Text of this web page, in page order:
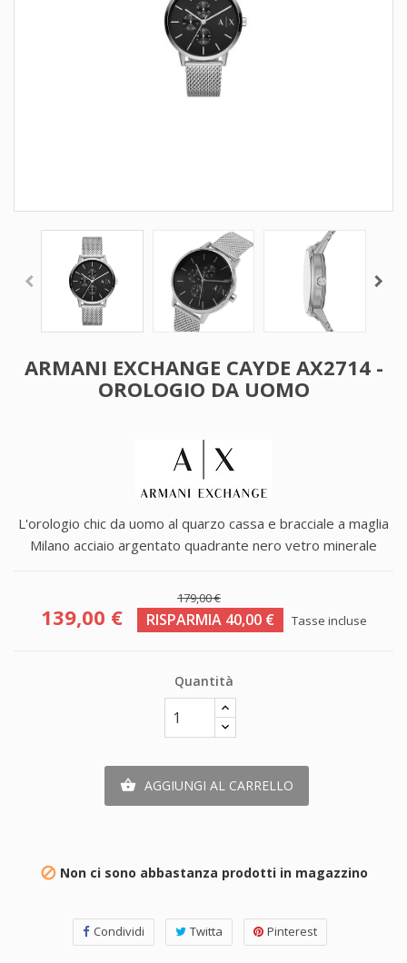
ARMANI EXCHANGE CAYDE AX2714 -
OROLOGIO DA UOMO
L'orologio chic da uomo al quarzo cassa e bracciale a maglia
Milano acciaio argentato quadrante nero vetro minerale
179,00 €
139,00 € RISPARMIA 40,00 € Tasse incluse
Quantità
 AGGIUNGI AL CARRELLO
 Non ci sono abbastanza prodotti in magazzino
Condividi Twitta Pinterest